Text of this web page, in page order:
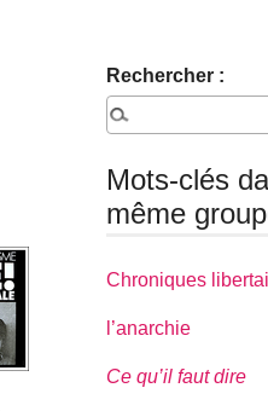
Rechercher :
Mots-clés
même
Chroniques
l’anarchie
Ce qu’il faut dire